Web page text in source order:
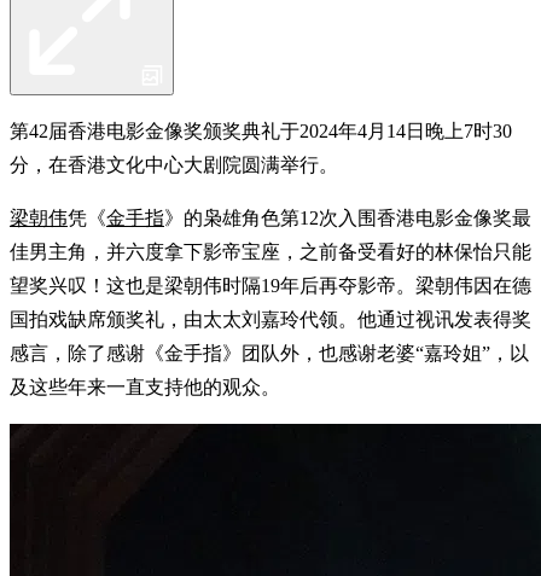
第42届香港电影金像奖颁奖典礼于2024年4月14日晚上7时30
分，在香港文化中心大剧院圆满举行。
梁朝伟凭《金手指》的枭雄角色第12次入围香港电影金像奖最
佳男主角，并六度拿下影帝宝座，之前备受看好的林保怡只能
望奖兴叹！这也是梁朝伟时隔19年后再夺影帝。梁朝伟因在德
国拍戏缺席颁奖礼，由太太刘嘉玲代领。他通过视讯发表得奖
感言，除了感谢《金手指》团队外，也感谢老婆“嘉玲姐”，以
及这些年来一直支持他的观众。